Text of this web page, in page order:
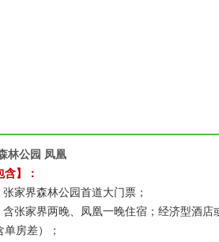
林公园 凤凰
】：
家界森林公园首道大门票；
含张家界两晚、凤凰一晚住宿；经济型酒
房差）；